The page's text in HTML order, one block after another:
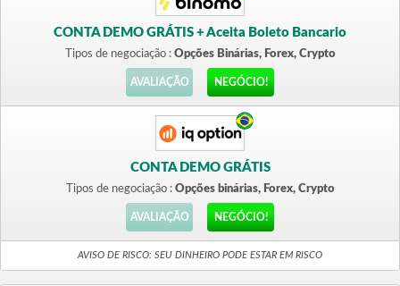
CONTA DEMO GRÁTIS + Aceita Boleto Bancario
Tipos de negociação : Opções Binárias, Forex, Crypto
AVALIAÇÃO NEGÓCIO!
CONTA DEMO GRÁTIS
Tipos de negociação : Opções binárias, Forex, Crypto
AVALIAÇÃO NEGÓCIO!
AVISO DE RISCO: SEU DINHEIRO PODE ESTAR EM RISCO